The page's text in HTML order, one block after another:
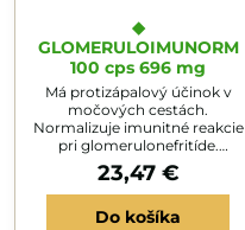
◆
GLOMERULOIMUNORM
100 cps 696 mg
Má protizápalový účinok v
močových cestách.
Normalizuje imunitné reakcie
pri glomerulonefritíde.
Zlepšuje funkcie obličiek pri
proteinúrii, hematúrii a
amiloidóze. Znižuje straty
krviniek. Pomáha vylučovať
23,47 €
Do košíka